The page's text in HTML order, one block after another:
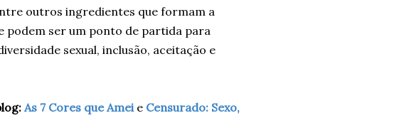
outros ingredientes que formam a
podem ser um ponto de partida para
sexual, inclusão, aceitação e
As 7 Cores que Amei e Censurado: Sexo,